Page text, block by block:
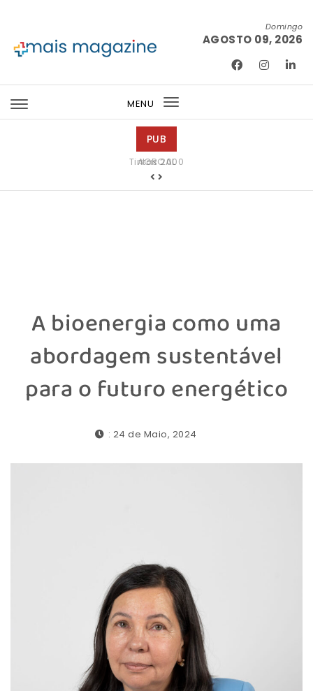
Domingo
AGOSTO 09, 2026
MENU
Toggle
PUB
Tintas 2000
A bioenergia como uma
abordagem sustentável
para o futuro energético
: 24 de Maio, 2024